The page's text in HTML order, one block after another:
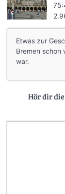
Etwas zur
Bremen schon
war.
Hör dir